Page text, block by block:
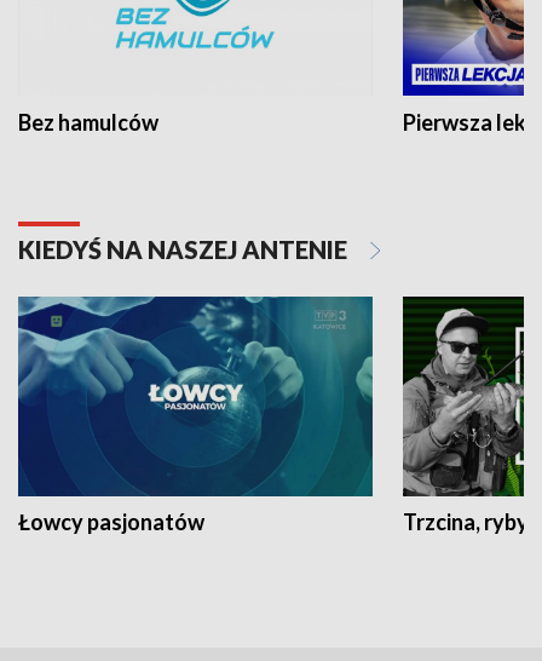
Bez hamulców Pierwsza
KIEDYŚ NA NASZEJ ANTENIE
Łowcy pasjonatów Trzcina, ryby